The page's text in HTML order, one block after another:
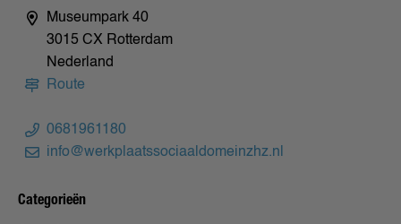
Categorieën
Museumpark 40
3015 CX Rotterdam
Nederland
Route
0681961180
info@werkplaatssociaaldomeinzhz.nl